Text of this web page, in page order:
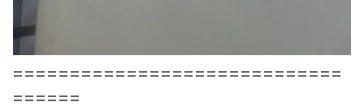
=============================
======